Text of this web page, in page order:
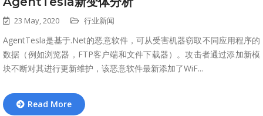
23 May, 2020 行业新闻
AgentTesla是基于.Net的恶意软件，可从受害机器窃取不同应用程序的
数据（例如浏览器，FTP客户端和文件下载器）。攻击者通过添加新模
块不断对其进行更新维护，该恶意软件最新添加了WiF...
Read More